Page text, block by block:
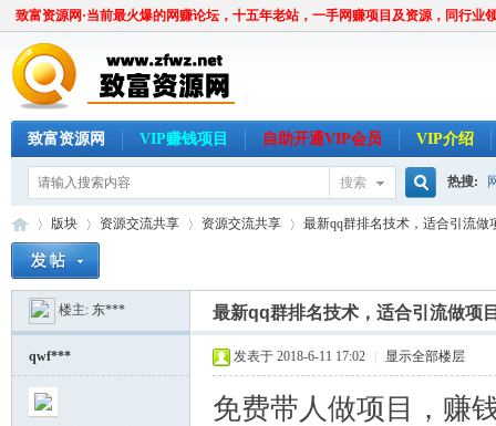
致富资源网·当前最火爆的网赚论坛，十五年老站，一手网赚项目及资源，同行业
致富资源网 VIP赚钱项目 自助开通VIP会员 VIP介绍
搜索
搜
索
热搜:
»
版块
›
资源交流共享 资源交流共享
›
最新qq群排名技术，适合引流做
楼主: 东*** 最新qq群排名技术，适合引流做项
qwf*** 发表于 2018-6-11 17:02 显示全部楼层
免费带人做项目，赚